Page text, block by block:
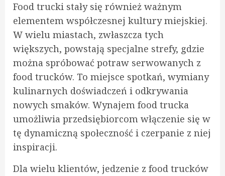
Food trucki stały się również ważnym
elementem współczesnej kultury miejskiej.
W wielu miastach, zwłaszcza tych
większych, powstają specjalne strefy, gdzie
można spróbować potraw serwowanych z
food trucków. To miejsce spotkań, wymiany
kulinarnych doświadczeń i odkrywania
nowych smaków. Wynajem food trucka
umożliwia przedsiębiorcom włączenie się w
tę dynamiczną społeczność i czerpanie z niej
inspiracji.
Dla wielu klientów, jedzenie z food trucków